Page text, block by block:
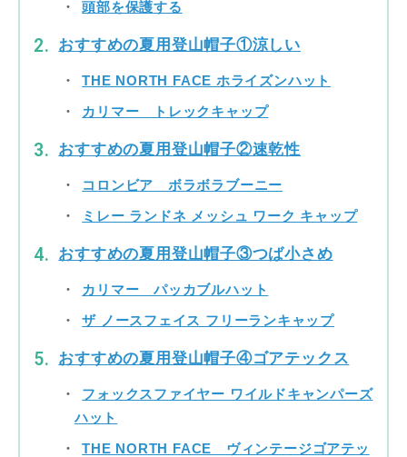
頭部を保護する
おすすめの夏用登山帽子①涼しい
THE NORTH FACE ホライズンハット
カリマー トレックキャップ
おすすめの夏用登山帽子②速乾性
コロンビア ボラボラブーニー
ミレー ランドネ メッシュ ワーク キャップ
おすすめの夏用登山帽子③つば小さめ
カリマー パッカブルハット
ザ ノースフェイス フリーランキャップ
おすすめの夏用登山帽子④ゴアテックス
フォックスファイヤー ワイルドキャンパーズ
ハット
THE NORTH FACE ヴィンテージゴアテッ